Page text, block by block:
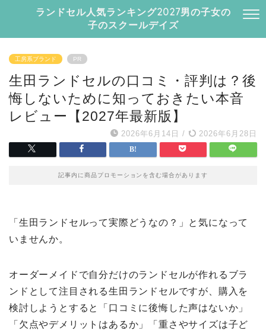
ランドセル人気ランキング2027男の子女の
子のスクールデイズ
工房系ブランド PR
生田ランドセルの口コミ・評判は？後
悔しないために知っておきたい本音
レビュー【2027年最新版】
2026年6月14日 / 2026年6月28日
記事内に商品プロモーションを含む場合があります
「生田ランドセルって実際どうなの？」と気になって
いませんか。
オーダーメイドで自分だけのランドセルが作れるブラ
ンドとして注目される生田ランドセルですが、購入を
検討しようとすると「口コミに後悔した声はないか」
「欠点やデメリットはあるか」「重さやサイズは子ど